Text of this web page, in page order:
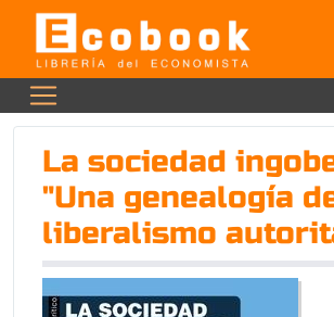
La sociedad
"Una genealogía
liberalismo